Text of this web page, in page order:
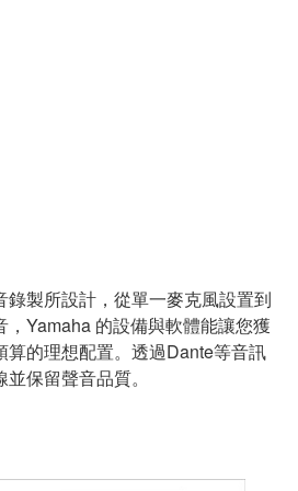
錄製所設計，從單一麥克風設置到
Yamaha 的設備與軟體能讓您獲
算的理想配置。透過Dante等音訊
保留聲音品質。